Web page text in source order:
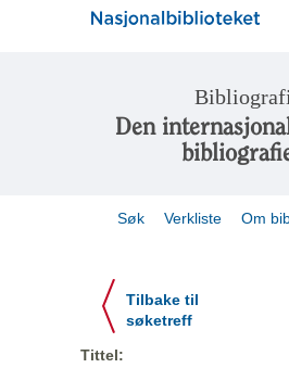
Bibliografi
Den
Søk Verkliste Om
Tilbake til
søketreff
Tittel: